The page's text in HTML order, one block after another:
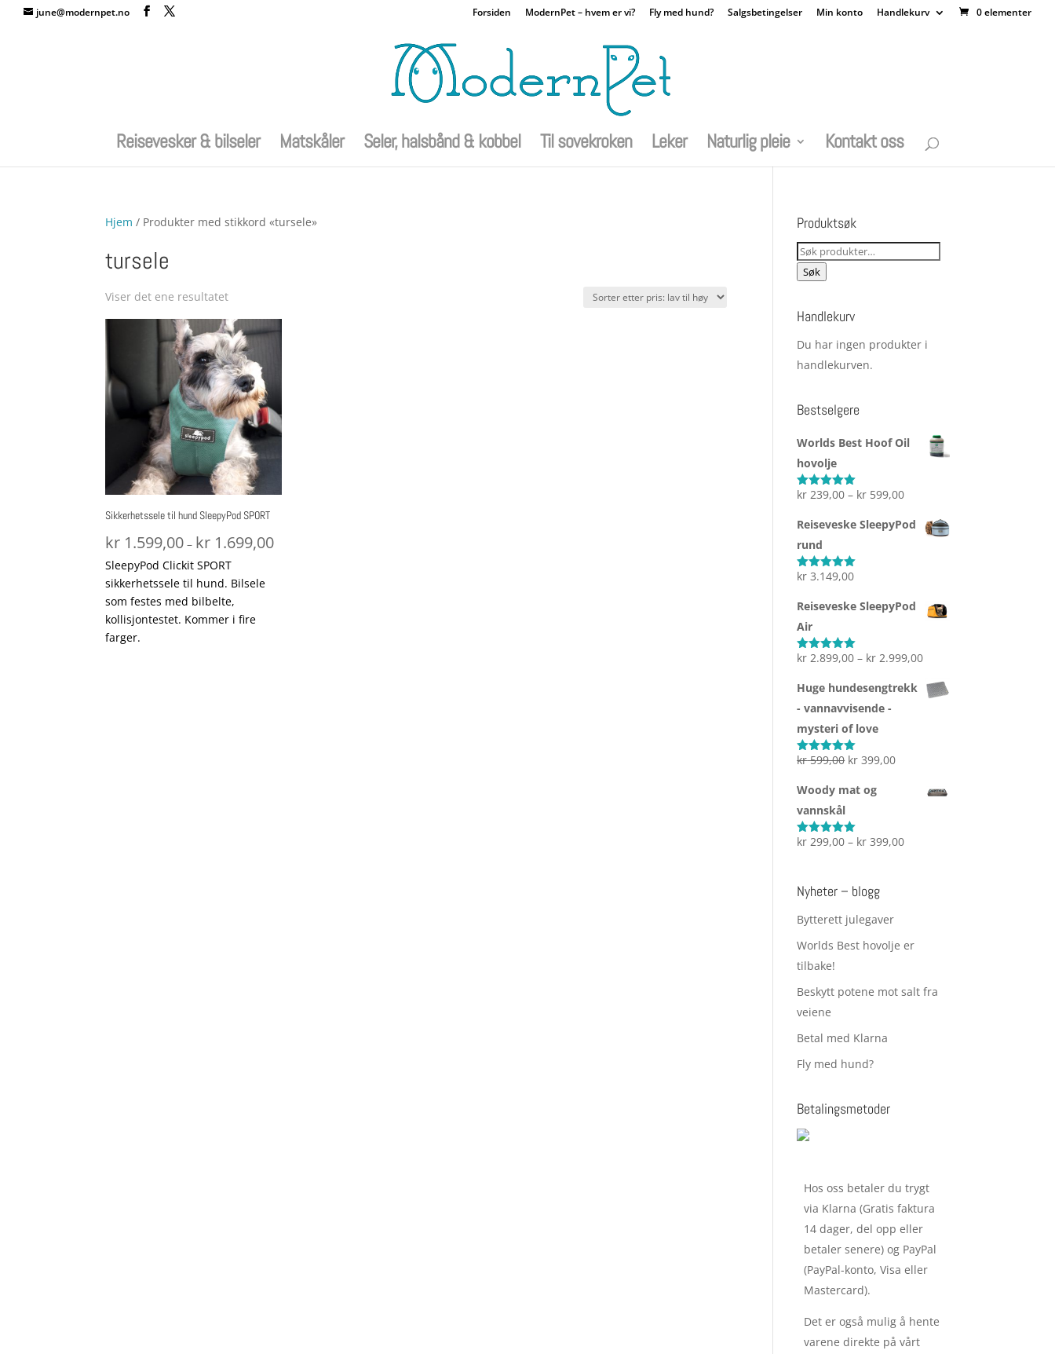
june@modernpet.no Forsiden ModernPet – hvem er vi? Fly med hund? Salgsbetingelser Min konto Handlekurv 0 elementer
Reisevesker & bilseler Matskåler Seler, halsbånd & kobbel Til sovekroken Leker Naturlig pleie Kontakt oss
Hjem / Produkter med stikkord «tursele»
tursele
Viser det ene resultatet
Sikkerhetssele til hund SleepyPod SPORT
kr 1.599,00 – kr 1.699,00Prisområde:
SleepyPod Clickit SPORT
sikkerhetssele til hund. Bilsele
som festes med bilbelte,
kollisjontestet. Kommer i fire
farger.
Produktsøk
Søk
etter:
Søk
Handlekurv
Du har ingen produkter i
handlekurven.
Bestselgere
Worlds Best Hoof Oil
hovolje
Vurdert5.00
kr 239,00 – kr 599,00Prisområde:
Reiseveske SleepyPod
rund
Vurdert5.00
kr 3.149,00
Reiseveske SleepyPod
Air
Vurdert5.00
kr 2.899,00 – kr 2.999,00Prisområde:
til
Huge hundesengtrekk
- vannavvisende -
mysteri of love
Vurdert5.00
kr599,00 Opprinnelig
kr 599,00.
kr 399,00Nåværende
Woody mat og
vannskål
Vurdert5.00
kr 299,00 – kr 399,00Prisområde:
Nyheter – blogg
Bytterett julegaver
Worlds Best hovolje er
tilbake!
Beskytt potene mot salt fra
veiene
Betal med Klarna
Fly med hund?
Betalingsmetoder
Hos oss betaler du trygt
via Klarna (Gratis faktura
14 dager, del opp eller
betaler senere) og PayPal
(PayPal-konto, Visa eller
Mastercard).
Det er også mulig å hente
varene direkte på vårt